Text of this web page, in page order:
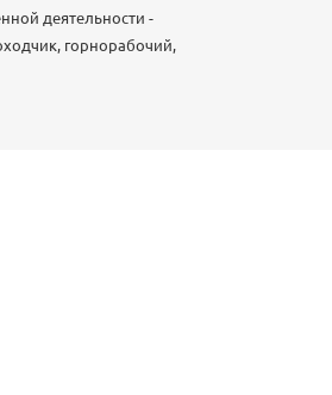
деятельности -
горнорабочий,